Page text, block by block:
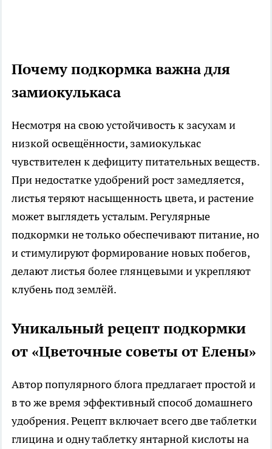
Почему подкормка важна для
замиокулькаса
Несмотря на свою устойчивость к засухам и
низкой освещённости, замиокулькас
чувствителен к дефициту питательных веществ.
При недостатке удобрений рост замедляется,
листья теряют насыщенность цвета, и растение
может выглядеть усталым. Регулярные
подкормки не только обеспечивают питание, но
и стимулируют формирование новых побегов,
делают листья более глянцевыми и укрепляют
клубень под землёй.
Уникальный рецепт подкормки
от «Цветочные советы от Елены»
Автор популярного блога предлагает простой и
в то же время эффективный способ домашнего
удобрения. Рецепт включает всего две таблетки
глицина и одну таблетку янтарной кислоты на